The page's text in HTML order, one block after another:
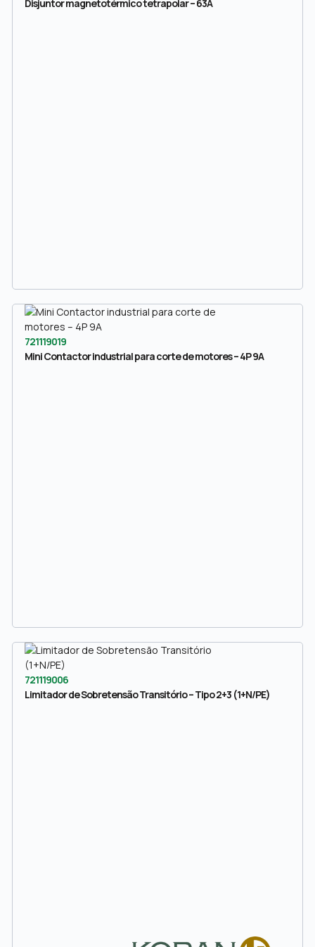
Disjuntor magnetotérmico tetrapolar – 63A
721119019
Mini Contactor industrial para corte de motores – 4P 9A
721119006
Limitador de Sobretensão Transitório – Tipo 2+3 (1+N/PE)